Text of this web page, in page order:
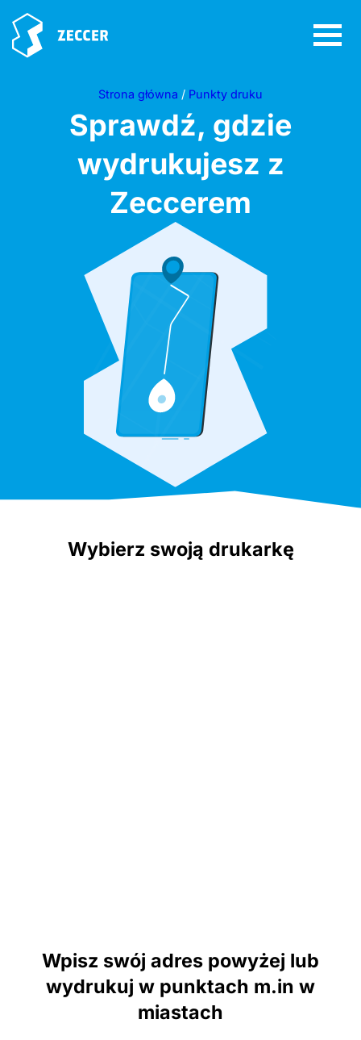
Strona główna / Punkty druku
Sprawdź, gdzie
wydrukujesz z
Zeccerem
Wybierz swoją drukarkę
Wpisz swój adres powyżej lub
wydrukuj w punktach m.in w
miastach